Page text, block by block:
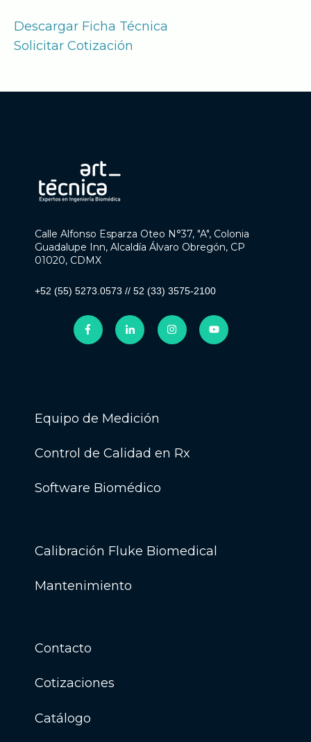
Descargar Ficha Técnica
Solicitar Cotización
Calle Alfonso Esparza Oteo N°37, "A", Colonia
Guadalupe Inn, Alcaldía Álvaro Obregón, CP
01020, CDMX
+52 (55) 5273.0573 //52 (33) 3575-2100
Equipo de Medición
Control de Calidad en Rx
Software Biomédico
Calibración Fluke Biomedical
Mantenimiento
Contacto
Cotizaciones
Catálogo